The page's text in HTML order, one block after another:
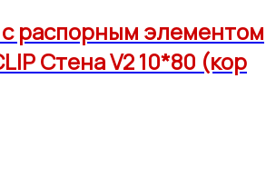
распорным элементом
Стена V2 10*80 (кор